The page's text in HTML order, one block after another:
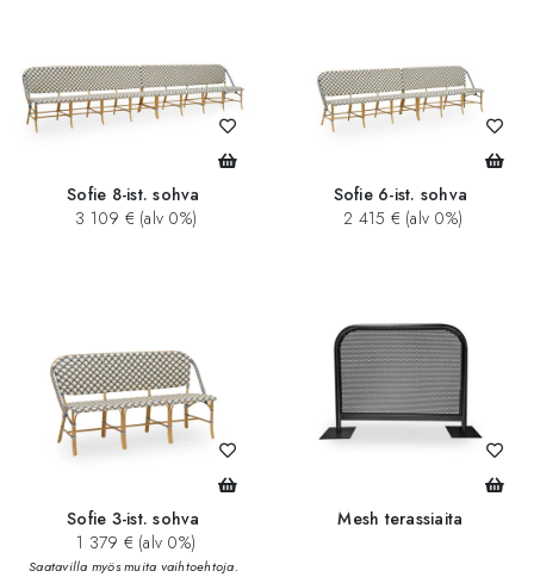
Sofie 8-ist. sohva
3 109 € (alv 0%)
Sofie 6-ist. sohva
2 415 € (alv 0%)
Sofie 3-ist. sohva
1 379 € (alv 0%)
Saatavilla myös muita vaihtoehtoja.
Mesh terassiaita